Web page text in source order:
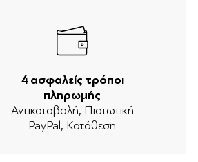
4 ασφαλείς τρόποι
πληρωμής
Αντικαταβολή, Πιστωτική
PayPal, Κατάθεση